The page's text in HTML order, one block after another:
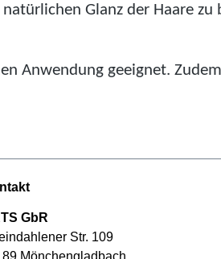
Glanz der Haare zu
Anwendung geeignet.
GbR
Str. 109
Mönchengladbach